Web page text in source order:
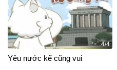
4/4
Yêu nước kể cũng vui